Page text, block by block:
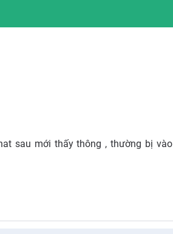
sau mới thấy thông , thường bị vào